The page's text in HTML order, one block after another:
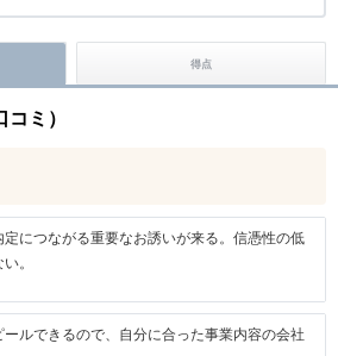
得点
ミ）
定につながる重要なお誘いが来る。信憑性の低
。
ルできるので、自分に合った事業内容の会社